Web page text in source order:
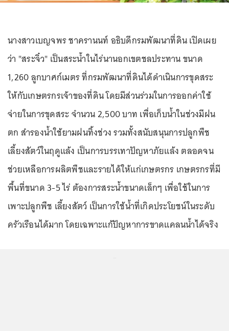
นางสาวเบญจพร ชาครานนท์ อธิบดีกรมพัฒนาที่ดิน เปิดเผย
ว่า "สระจิ๋ว" เป็นสระน้ำในไร่นานอกเขตชลประทาน ขนาด
1,260 ลูกบาศก์เมตร ที่กรมพัฒนาที่ดินได้ดำเนินการขุดสระ
ให้กับเกษตรกรเจ้าของที่ดิน โดยมีส่วนร่วมในการออกค่าใช้
จ่ายในการขุดสระ จำนวน 2,500 บาท เพื่อเก็บน้ำในช่วงมีฝน
ตก สำรองน้ำใช้ยามฝนทิ้งช่วง รวมทั้งสนับสนุนการปลูกพืช
เลี้ยงสัตว์ในฤดูแล้ง เป็นการบรรเทาปัญหาภัยแล้ง ตลอดจน
ช่วยเหลือการผลิตพืชและรายได้ให้แก่เกษตรกร เกษตรกรที่มี
พื้นที่ขนาด 3-5 ไร่ ต้องการสระน้ำขนาดเล็กๆ เพื่อใช้ในการ
เพาะปลูกพืช เลี้ยงสัตว์ เป็นการใช้น้ำที่เกิดประโยชน์ในระดับ
ครัวเรือนได้มาก โดยเฉพาะแก้ปัญหาการขาดแคลนน้ำได้จริง